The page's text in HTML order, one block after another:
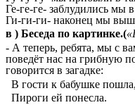
Ге-ге-ге- заблудились мы
Ги-ги-ги- наконец мы
в ) Беседа по картинке.(
- А теперь, ребята, мы с
поведёт нас на грибную
говорится в загадке:
В гости к бабушке
Пироги ей понесла.